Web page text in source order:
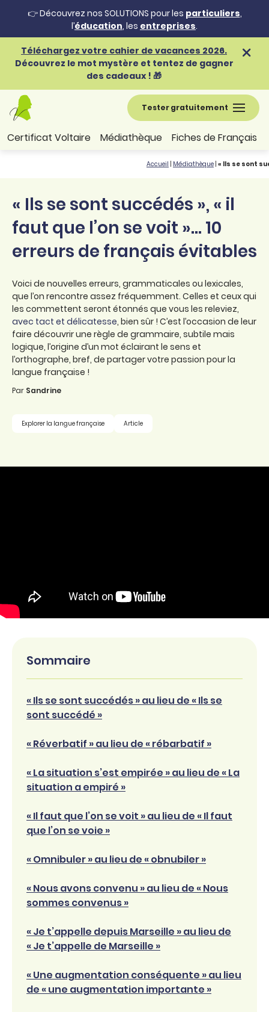
👉 Découvrez nos SOLUTIONS pour les particuliers,
l’éducation, les entreprises.
Téléchargez votre cahier de vacances 2026.
Découvrez le mot mystère et tentez de gagner
des cadeaux ! 🎁
Tester gratuitement
Certificat Voltaire Médiathèque Fiches de Français
Accueil Médiathèque « Ils se sont
« Ils se sont succédés », « il
faut que l’on se voit »... 10
erreurs de français évitables
Voici de nouvelles erreurs, grammaticales ou lexicales,
que l’on rencontre assez fréquemment. Celles et ceux qui
les commettent seront étonnés que vous les releviez,
avec tact et délicatesse, bien sûr ! C’est l’occasion de leur
faire découvrir une règle de grammaire, subtile mais
logique, l’origine d’un mot éclairant le sens et
l’orthographe, bref, de partager votre passion pour la
langue française !
Par Sandrine
Explorer la langue française Article
Sommaire
« Ils se sont succédés » au lieu de « Ils se
sont succédé »
« Réverbatif » au lieu de « rébarbatif »
« La situation s’est empirée » au lieu de « La
situation a empiré »
« Il faut que l’on se voit » au lieu de « Il faut
que l’on se voie »
« Omnibuler » au lieu de « obnubiler »
« Nous avons convenu » au lieu de « Nous
sommes convenus »
« Je t’appelle depuis Marseille » au lieu de
« Je t’appelle de Marseille »
« Une augmentation conséquente » au lieu
de « une augmentation importante »